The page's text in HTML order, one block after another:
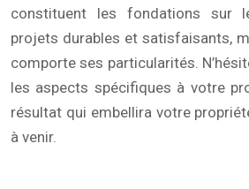
constituent les fondations sur
projets durables et satisfaisants,
comporte ses particularités.
les aspects spécifiques à votre
résultat qui embellira votre
à venir.